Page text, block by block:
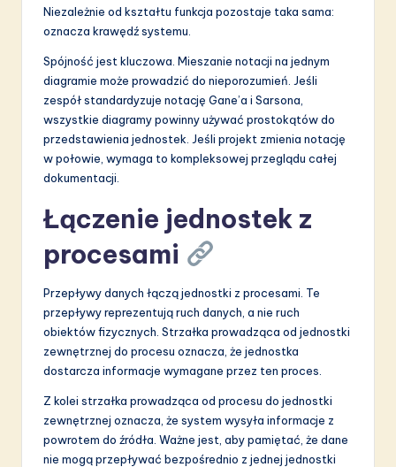
Niezależnie od kształtu funkcja pozostaje taka sama:
oznacza krawędź systemu.
Spójność jest kluczowa. Mieszanie notacji na jednym
diagramie może prowadzić do nieporozumień. Jeśli
zespół standardyzuje notację Gane’a i Sarsona,
wszystkie diagramy powinny używać prostokątów do
przedstawienia jednostek. Jeśli projekt zmienia notację
w połowie, wymaga to kompleksowej przeglądu całej
dokumentacji.
Łączenie jednostek z
procesami
Przepływy danych łączą jednostki z procesami. Te
przepływy reprezentują ruch danych, a nie ruch
obiektów fizycznych. Strzałka prowadząca od jednostki
zewnętrznej do procesu oznacza, że jednostka
dostarcza informacje wymagane przez ten proces.
Z kolei strzałka prowadząca od procesu do jednostki
zewnętrznej oznacza, że system wysyła informacje z
powrotem do źródła. Ważne jest, aby pamiętać, że dane
nie mogą przepływać bezpośrednio z jednej jednostki